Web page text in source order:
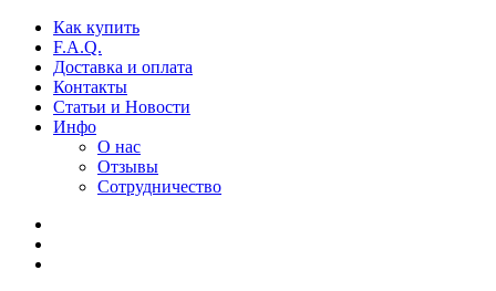
Как купить
F.A.Q.
Доставка и оплата
Контакты
Статьи и Новости
Инфо
О нас
Отзывы
Сотрудничество